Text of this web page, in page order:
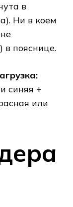
в
Ни в коем
в пояснице.
синяя +
или